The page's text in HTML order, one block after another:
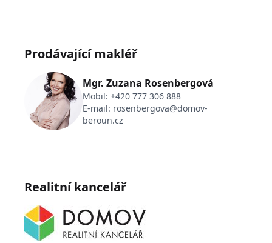
Prodávající makléř
Mgr. Zuzana Rosenbergová
Mobil: +420 777 306 888
E-mail: rosenbergova@domov-
beroun.cz
Realitní kancelář